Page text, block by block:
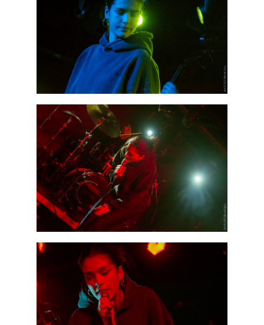
Magyar jazzmuzsikus szülők és zenész
gyermekeik – 42. rész: Vörös László +
Vörösné Strausz Eszter + Vörös Bence
2026. július 30.
The Next Generation — 11. rész: Horváth
Szabolcs
2026. július 25.
FREE JAZZ ALBUMS 2026 - 134. rész
2026. július 16.
A free jazz kiemelkedő alakjai - 79. rész:
Marion Brown
2026. július 13.